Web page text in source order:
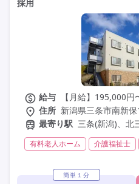
採用
給与
【月給】195,000
住所 新潟県三条市南新
最寄り駅 三条(新潟)、北
有料老人ホーム 介護福祉士
残業ほぼなし
常勤 社会
簡単１分